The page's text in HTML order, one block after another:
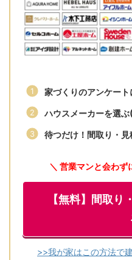
家づくりのアンケー
ハウスメーカーを選
待つだけ！間取り・見
＼ 営業マンと会わず
【無料】間取り
>>我が家はこの方法で